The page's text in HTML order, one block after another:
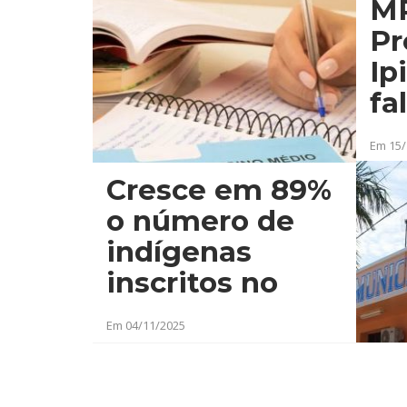
Cresce em 89%
o número de
indígenas
inscritos no
Enem 2025,
Em 04/11/2025
Em